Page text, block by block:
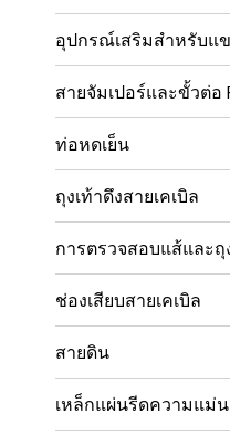
อุปกรณ์เสริมสำหรับแข
สายจัมเปอร์และขั้วต่อ
ท่อหดเย็น
ถุงเท้าดึงสายเคเบิล
การตรวจสอบแส้และถุ
ช่องเสียบสายเคเบิล
สายดิน
เหล็กแผ่นรีดความแม่น